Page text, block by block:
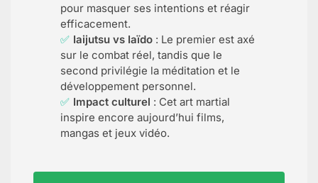
pour masquer ses intentions et réagir
efficacement.
Iaijutsu vs Iaïdo : Le premier est axé
sur le combat réel, tandis que le
second privilégie la méditation et le
développement personnel.
Impact culturel : Cet art martial
inspire encore aujourd’hui films,
mangas et jeux vidéo.